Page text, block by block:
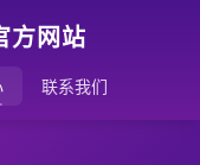
方网站
联系我们